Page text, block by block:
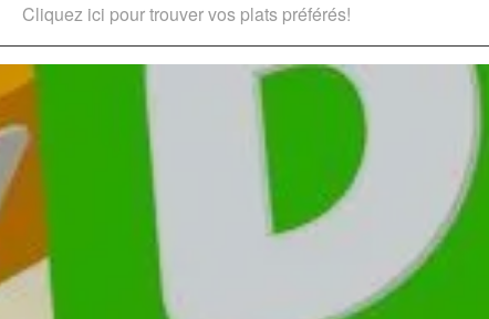
Cliquez ici pour trouver vos plats préférés!